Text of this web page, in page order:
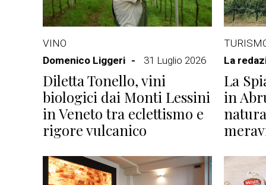
VINO
Domenico Liggeri
31 Luglio 2026
Diletta Tonello, vini
biologici dai Monti Lessini
in Veneto tra eclettismo e
rigore vulcanico
La
La
in